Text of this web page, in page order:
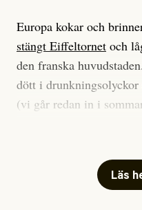
Europa kokar och
stängt Eiffeltornet och
den franska
dött i drunkningsolyckor
(vi går redan in i
Har du också panik i
mardröm? Bra, alltLäs